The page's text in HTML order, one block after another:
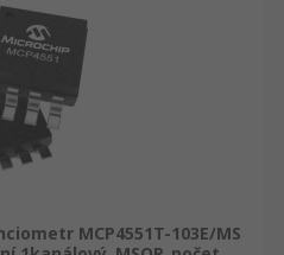
MCP4551T-103E/MS